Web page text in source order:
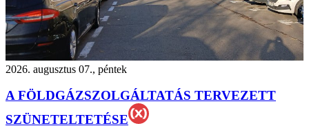
2026. augusztus 07., péntek
A FÖLDGÁZSZOLGÁLTATÁS TERVEZETT
SZÜNETELTETÉSE